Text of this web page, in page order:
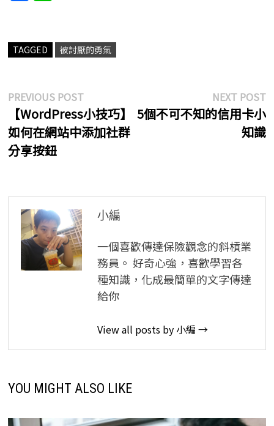
e
o
k
e
TAGGED 被討厭的勇氣
文
章
導
PREVIOUS POSTPrevious
post:
【WordPress小技巧】
如何在網站中添加社群
分享按鈕
NEXT POST
5個不可不知的信用卡小
知識
小編
一個喜歡傳達保險觀念的斜槓業
務員。 好奇心強，喜歡學習各
種知識，化成最簡單的文字傳達
給你
View all posts by 小編 →
YOU MIGHT ALSO LIKE